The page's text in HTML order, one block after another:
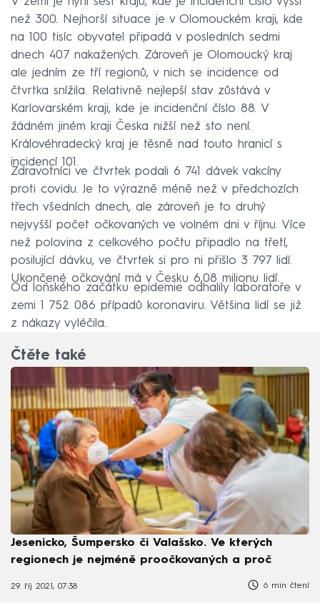
než 300. Nejhorší situace je v Olomouckém kraji, kde
na 100 tisíc obyvatel připadá v posledních sedmi
dnech 407 nakažených. Zároveň je Olomoucký kraj
ale jedním ze tří regionů, v nich se incidence od
čtvrtka snížila. Relativně nejlepší stav zůstává v
Karlovarském kraji, kde je incidenční číslo 88. V
žádném jiném kraji Česka nižší než sto není.
Královéhradecký kraj je těsně nad touto hranicí s
incidencí 101.
Zdravotníci ve čtvrtek podali 6 741 dávek vakcíny
proti covidu. Je to výrazně méně než v předchozích
třech všedních dnech, ale zároveň je to druhý
nejvyšší počet očkovaných ve volném dni v říjnu. Více
než polovina z celkového počtu připadlo na třetí,
posilující dávku, ve čtvrtek si pro ni přišlo 3 797 lidí.
Ukončené očkování má v Česku 6,08 milionu lidí.
Od loňského začátku epidemie odhalily laboratoře v
zemi 1 752 086 případů koronaviru. Většina lidí se již
z nákazy vyléčila.
Čtěte také
Jesenicko, Šumpersko či Valašsko. Ve kterých
regionech je nejméně proočkovaných a proč
29. říj 2021, 07:38 6 min čtení